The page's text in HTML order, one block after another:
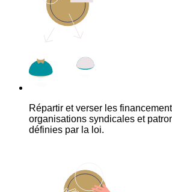
Répartir et verser les
organisations syndicales et
définies par la loi.